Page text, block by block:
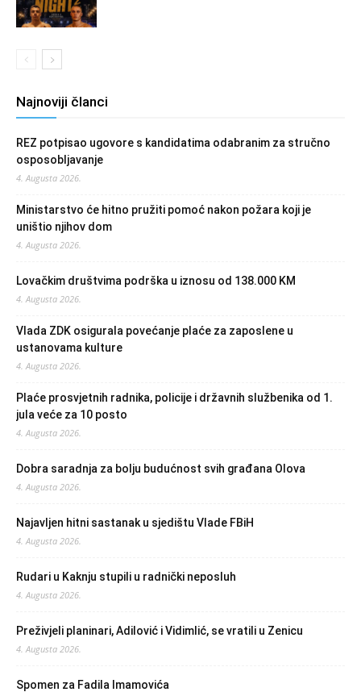
Najnoviji članci
REZ potpisao ugovore s kandidatima odabranim za stručno
osposobljavanje
4. Augusta 2026.
Ministarstvo će hitno pružiti pomoć nakon požara koji je
uništio njihov dom
4. Augusta 2026.
Lovačkim društvima podrška u iznosu od 138.000 KM
4. Augusta 2026.
Vlada ZDK osigurala povećanje plaće za zaposlene u
ustanovama kulture
4. Augusta 2026.
Plaće prosvjetnih radnika, policije i državnih službenika od 1.
jula veće za 10 posto
4. Augusta 2026.
Dobra saradnja za bolju budućnost svih građana Olova
4. Augusta 2026.
Najavljen hitni sastanak u sjedištu Vlade FBiH
4. Augusta 2026.
Rudari u Kaknju stupili u radnički neposluh
4. Augusta 2026.
Preživjeli planinari, Adilović i Vidimlić, se vratili u Zenicu
4. Augusta 2026.
Spomen za Fadila Imamovića